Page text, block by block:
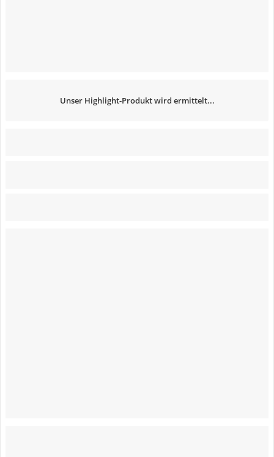
Unser Highlight-Produkt wird ermittelt...